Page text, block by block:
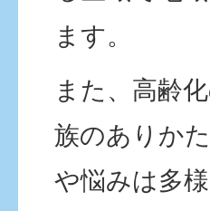
ます。
また、高齢
族のありか
や悩みは多